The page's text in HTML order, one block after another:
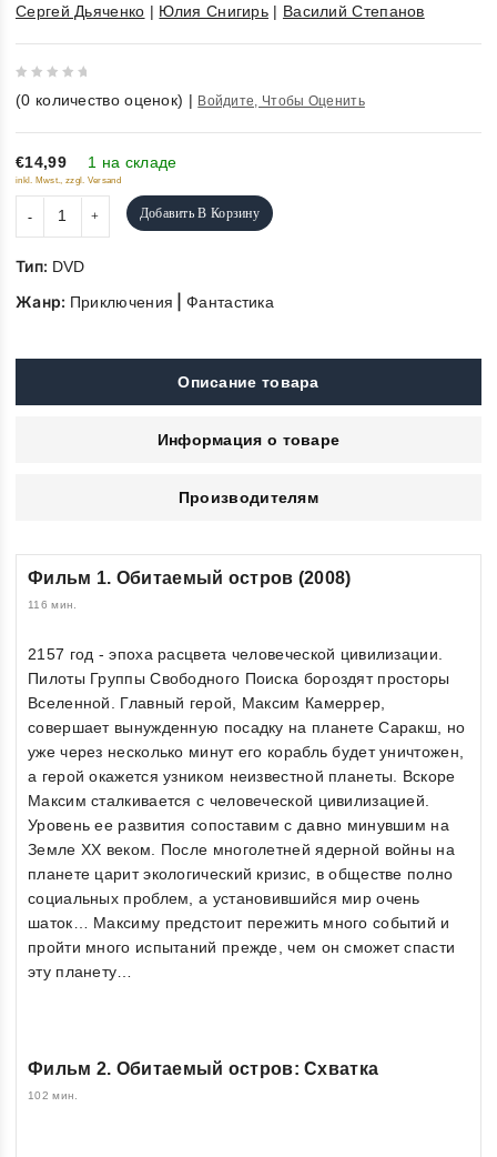
Сергей Дьяченко | Юлия Снигирь | Василий Степанов
out
of
5
(0 количество оценок) | Войдите, Чтобы Оценить
€14,99 1 на складе
inkl. Mwst., zzgl. Versand
Добавить В Корзину
Тип: DVD
Жанр: Приключения |Фантастика
Описание товара
Информация о товаре
Производителям
Фильм 1. Обитаемый остров (2008)
116 мин.
2157 год - эпоха расцвета человеческой цивилизации.
Пилоты Группы Свободного Поиска бороздят просторы
Вселенной. Главный герой, Максим Камеррер,
совершает вынужденную посадку на планете Саракш, но
уже через несколько минут его корабль будет уничтожен,
а герой окажется узником неизвестной планеты. Вскоре
Максим сталкивается с человеческой цивилизацией.
Уровень ее развития сопоставим с давно минувшим на
Земле ХХ веком. После многолетней ядерной войны на
планете царит экологический кризис, в обществе полно
социальных проблем, а установившийся мир очень
шаток… Максиму предстоит пережить много событий и
пройти много испытаний прежде, чем он сможет спасти
эту планету…
Фильм 2. Обитаемый остров: Схватка
102 мин.